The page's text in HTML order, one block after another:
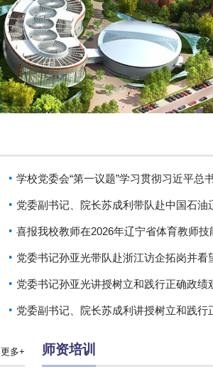
学校党委会“第一议题”学习贯彻习近平总
党委副书记、院长苏成利带队赴中国石油
喜报我校教师在2026年辽宁省体育教师技
党委书记孙亚光带队赴浙江访企拓岗并看
党委书记孙亚光讲授树立和践行正确政绩
党委副书记、院长苏成利讲授树立和践行
更多+ 师资培训